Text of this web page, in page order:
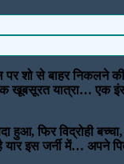
शो से बाहर निकलने
खूबसूरत यात्रा… एक
फिर विद्रोही बच्चा,
यार इस जर्नी में… अपने